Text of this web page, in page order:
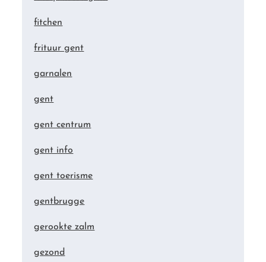
fitchen
frituur gent
garnalen
gent
gent centrum
gent info
gent toerisme
gentbrugge
gerookte zalm
gezond